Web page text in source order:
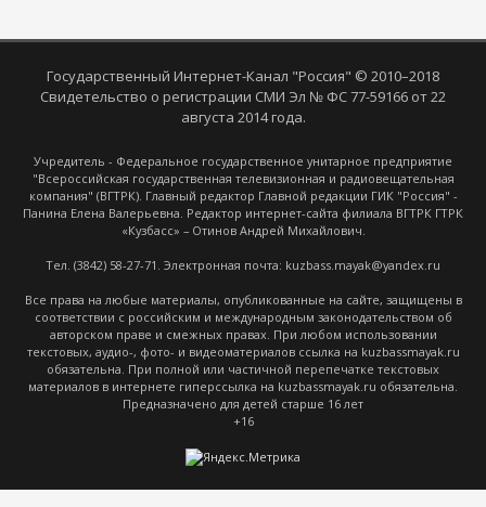
Государственный Интернет-Канал "Россия" © 2010–2018
Свидетельство о регистрации СМИ Эл № ФС 77-59166 от 22
августа 2014 года.
Учредитель - Федеральное государственное унитарное предприятие
"Всероссийская государственная телевизионная и радиовещательная
компания" (ВГТРК). Главный редактор Главной редакции ГИК "Россия" -
Панина Елена Валерьевна. Редактор интернет-сайта филиала ВГТРК ГТРК
«Кузбасс» – Отинов Андрей Михайлович.
Тел. (3842) 58-27-71. Электронная почта: kuzbass.mayak@yandex.ru
Все права на любые материалы, опубликованные на сайте, защищены в
соответствии с российским и международным законодательством об
авторском праве и смежных правах. При любом использовании
текстовых, аудио-, фото- и видеоматериалов ссылка на kuzbassmayak.ru
обязательна. При полной или частичной перепечатке текстовых
материалов в интернете гиперссылка на kuzbassmayak.ru обязательна.
Предназначено для детей старше 16 лет
+16